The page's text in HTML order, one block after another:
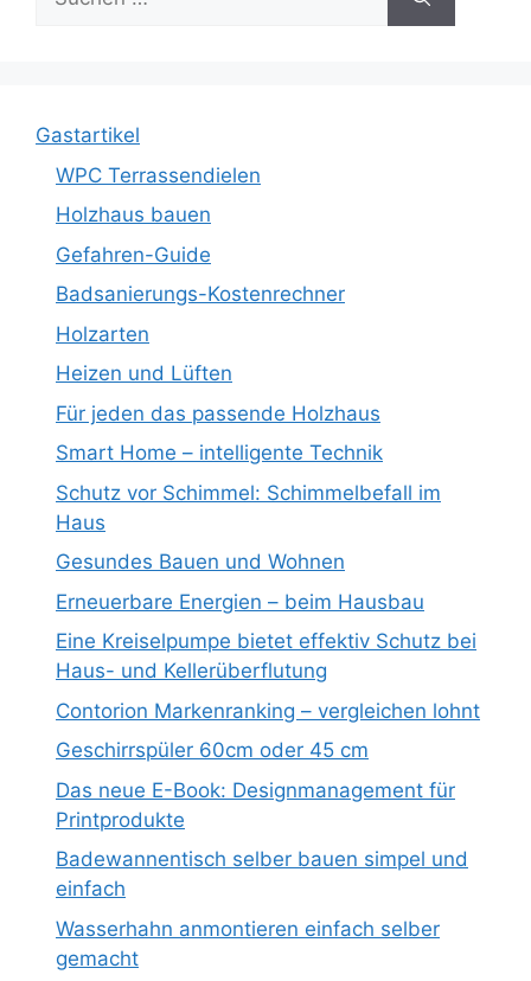
nach:
Gastartikel
WPC Terrassendielen
Holzhaus bauen
Gefahren-Guide
Badsanierungs-Kostenrechner
Holzarten
Heizen und Lüften
Für jeden das passende Holzhaus
Smart Home – intelligente Technik
Schutz vor Schimmel: Schimmelbefall im
Haus
Gesundes Bauen und Wohnen
Erneuerbare Energien – beim Hausbau
Eine Kreiselpumpe bietet effektiv Schutz bei
Haus- und Kellerüberflutung
Contorion Markenranking – vergleichen lohnt
Geschirrspüler 60cm oder 45 cm
Das neue E-Book: Designmanagement für
Printprodukte
Badewannentisch selber bauen simpel und
einfach
Wasserhahn anmontieren einfach selber
gemacht